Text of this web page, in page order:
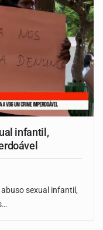
infantil,
sexual infantil,